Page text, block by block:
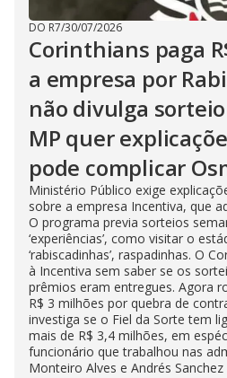
DO R7/30/07/2026
Corinthians paga
a empresa por
não divulga
MP quer
pode complicar
Ministério Público exige
sobre a empresa Incentiva, que
O programa previa sorteios
‘experiências’, como visitar o
‘rabiscadinhas’, raspadinhas. O
à Incentiva sem saber se os
prêmios eram entregues. Agora
R$ 3 milhões por quebra de
investiga se o Fiel da Sorte tem
mais de R$ 3,4 milhões, em
funcionário que trabalhou nas
Monteiro Alves e Andrés Sanchez